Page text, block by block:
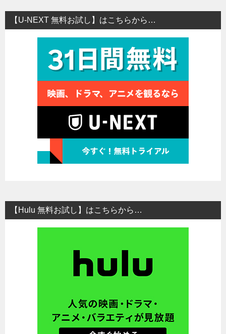
【U-NEXT 無料お試し】はこちらから…
【Hulu 無料お試し】はこちらから…